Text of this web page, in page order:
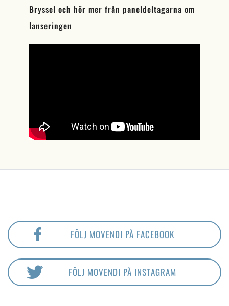
Bryssel och hör mer från paneldeltagarna om
lanseringen
FÖLJ MOVENDI PÅ FACEBOOK
FÖLJ MOVENDI PÅ INSTAGRAM